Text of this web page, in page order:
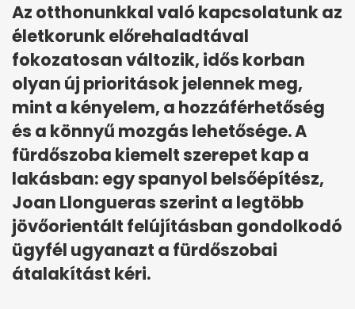
Az otthonunkkal való kapcsolatunk az
életkorunk előrehaladtával
fokozatosan változik, idős korban
olyan új prioritások jelennek meg,
mint a kényelem, a hozzáférhetőség
és a könnyű mozgás lehetősége. A
fürdőszoba kiemelt szerepet kap a
lakásban: egy spanyol belsőépítész,
Joan Llongueras szerint a legtöbb
jövőorientált felújításban gondolkodó
ügyfél ugyanazt a fürdőszobai
átalakítást kéri.